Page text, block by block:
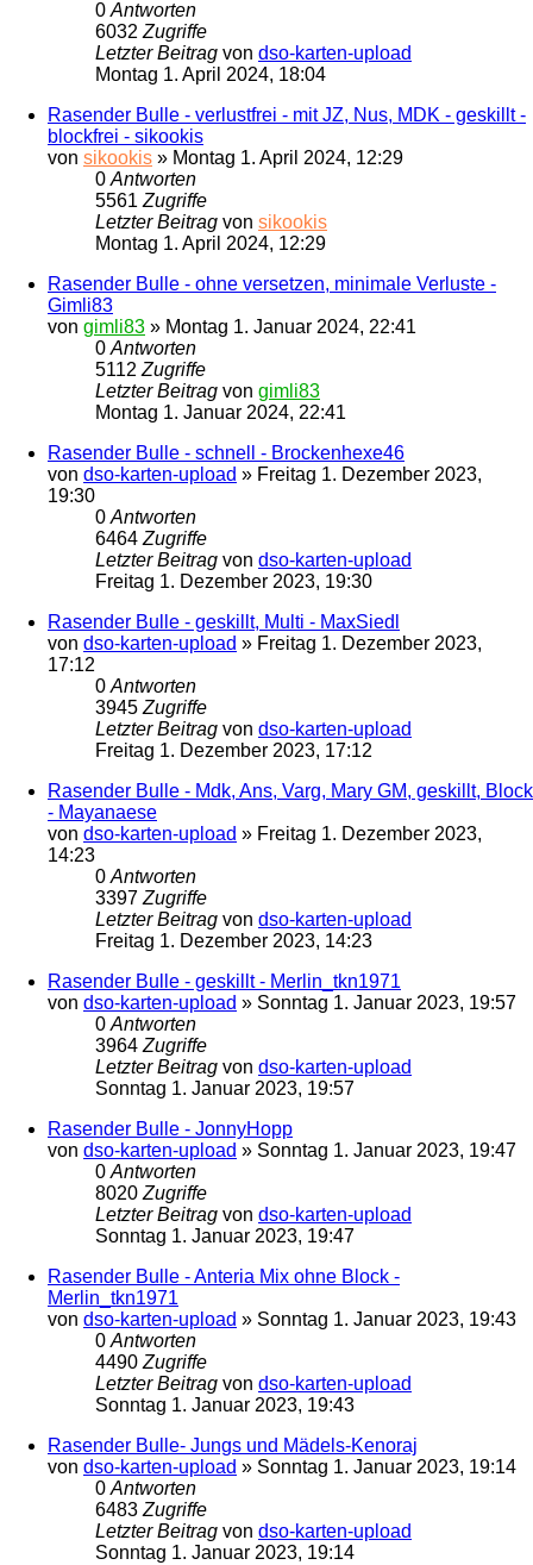
0Antworten
6032Zugriffe
Letzter Beitrag von dso-karten-upload
Montag 1. April 2024, 18:04
Rasender Bulle - verlustfrei - mit JZ, Nus, MDK - geskillt -
blockfrei - sikookis
von sikookis » Montag 1. April 2024, 12:29
0Antworten
5561Zugriffe
Letzter Beitrag von sikookis
Montag 1. April 2024, 12:29
Rasender Bulle - ohne versetzen, minimale Verluste -
Gimli83
von gimli83 » Montag 1. Januar 2024, 22:41
0Antworten
5112Zugriffe
Letzter Beitrag von gimli83
Montag 1. Januar 2024, 22:41
Rasender Bulle - schnell - Brockenhexe46
von dso-karten-upload » Freitag 1. Dezember 2023,
19:30
0Antworten
6464Zugriffe
Letzter Beitrag von dso-karten-upload
Freitag 1. Dezember 2023, 19:30
Rasender Bulle - geskillt, Multi - MaxSiedl
von dso-karten-upload » Freitag 1. Dezember 2023,
17:12
0Antworten
3945Zugriffe
Letzter Beitrag von dso-karten-upload
Freitag 1. Dezember 2023, 17:12
Rasender Bulle - Mdk, Ans, Varg, Mary GM, geskillt, Block
- Mayanaese
von dso-karten-upload » Freitag 1. Dezember 2023,
14:23
0Antworten
3397Zugriffe
Letzter Beitrag von dso-karten-upload
Freitag 1. Dezember 2023, 14:23
Rasender Bulle - geskillt - Merlin_tkn1971
von dso-karten-upload » Sonntag 1. Januar 2023, 19:57
0Antworten
3964Zugriffe
Letzter Beitrag von dso-karten-upload
Sonntag 1. Januar 2023, 19:57
Rasender Bulle - JonnyHopp
von dso-karten-upload » Sonntag 1. Januar 2023, 19:47
0Antworten
8020Zugriffe
Letzter Beitrag von dso-karten-upload
Sonntag 1. Januar 2023, 19:47
Rasender Bulle - Anteria Mix ohne Block -
Merlin_tkn1971
von dso-karten-upload » Sonntag 1. Januar 2023, 19:43
0Antworten
4490Zugriffe
Letzter Beitrag von dso-karten-upload
Sonntag 1. Januar 2023, 19:43
Rasender Bulle- Jungs und Mädels-Kenoraj
von dso-karten-upload » Sonntag 1. Januar 2023, 19:14
0Antworten
6483Zugriffe
Letzter Beitrag von dso-karten-upload
Sonntag 1. Januar 2023, 19:14